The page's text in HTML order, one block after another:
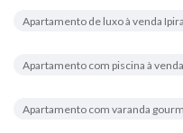
Apartamento de luxo à venda
Apartamento com piscina à
Apartamento com varanda